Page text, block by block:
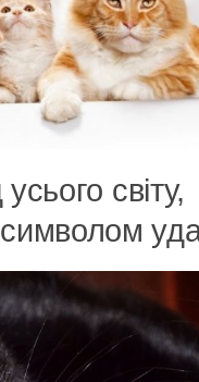
світу,